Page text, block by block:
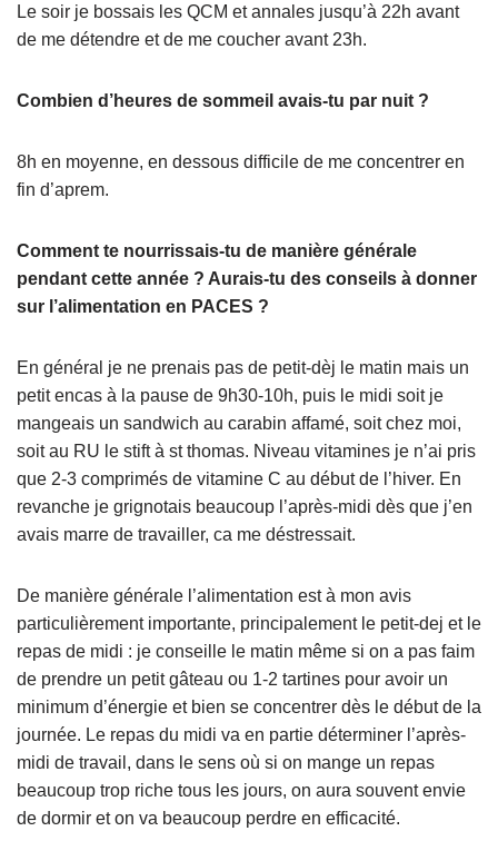
Le soir je bossais les QCM et annales jusqu’à 22h avant
de me détendre et de me coucher avant 23h.
Combien d’heures de sommeil avais-tu par nuit ?
8h en moyenne, en dessous difficile de me concentrer en
fin d’aprem.
Comment te nourrissais-tu de manière générale
pendant cette année ? Aurais-tu des conseils à donner
sur l’alimentation en PACES ?
En général je ne prenais pas de petit-dèj le matin mais un
petit encas à la pause de 9h30-10h, puis le midi soit je
mangeais un sandwich au carabin affamé, soit chez moi,
soit au RU le stift à st thomas. Niveau vitamines je n’ai pris
que 2-3 comprimés de vitamine C au début de l’hiver. En
revanche je grignotais beaucoup l’après-midi dès que j’en
avais marre de travailler, ca me déstressait.
De manière générale l’alimentation est à mon avis
particulièrement importante, principalement le petit-dej et le
repas de midi : je conseille le matin même si on a pas faim
de prendre un petit gâteau ou 1-2 tartines pour avoir un
minimum d’énergie et bien se concentrer dès le début de la
journée. Le repas du midi va en partie déterminer l’après-
midi de travail, dans le sens où si on mange un repas
beaucoup trop riche tous les jours, on aura souvent envie
de dormir et on va beaucoup perdre en efficacité.